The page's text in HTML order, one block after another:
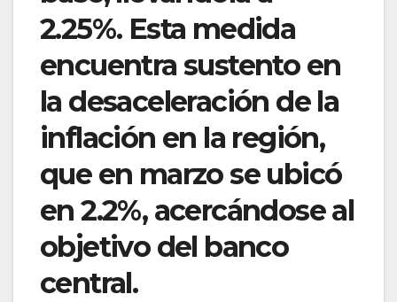
2.25%. Esta medida
encuentra sustento en
la desaceleración de la
inflación en la región,
que en marzo se ubicó
en 2.2%, acercándose al
objetivo del banco
central.